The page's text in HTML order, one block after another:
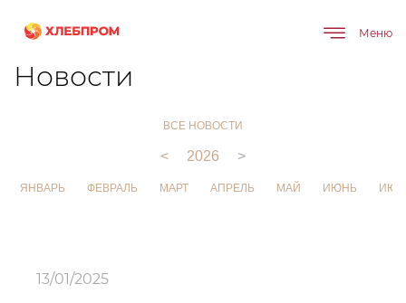
Меню
Главная О компании
Новости
ВСЕ НОВОСТИ
< 2026 >
ЯНВАРЬ ФЕВРАЛЬ МАРТ АПРЕЛЬ МАЙ ИЮНЬ
13/01/2025